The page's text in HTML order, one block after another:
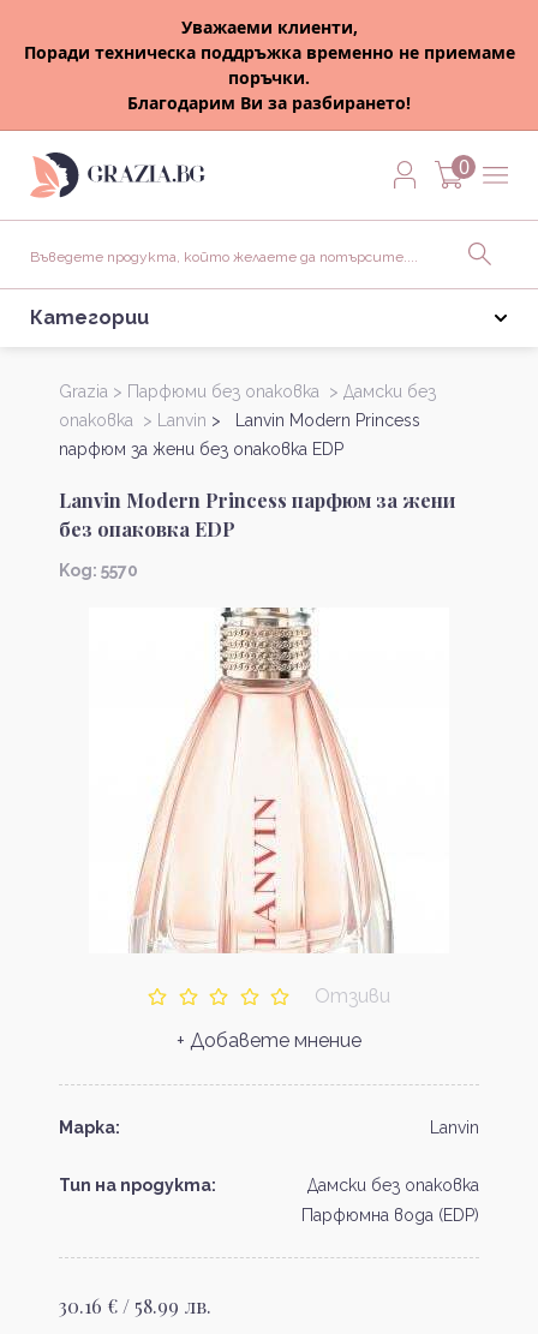
Уважаеми клиенти,
Поради техническа поддръжка временно не приемаме
поръчки.
Благодарим Ви за разбирането!
0
Категории
Grazia > Парфюми без опаковка > Дамски без
опаковка >
Lanvin > Lanvin Modern Princess
парфюм за жени без опаковка EDP
Lanvin Modern Princess парфюм за жени
без опаковка EDP
Kод: 5570
Отзиви
+ Добавете мнение
Марка: Lanvin
Тип на продукта:
Дамски без опаковка
Парфюмна вода (EDP)
30.16 € / 58.99 лв.